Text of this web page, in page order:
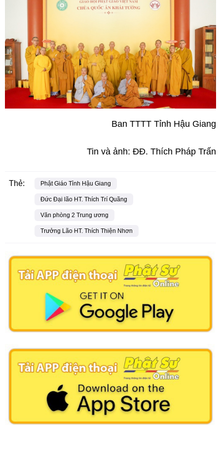
Ban TTTT Tỉnh Hậu Giang
Tin và ảnh: ĐĐ. Thích Pháp Trấn
Thẻ: Phật Giáo Tỉnh Hậu Giang
Đức Đại lão HT. Thích Trí Quãng
Văn phòng 2 Trung ương
Trưởng Lão HT. Thích Thiện Nhơn